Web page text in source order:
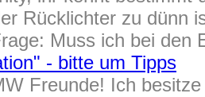
Rücklichter zu dünn
Muss ich bei den
- bitte um Tipps
Freunde! Ich